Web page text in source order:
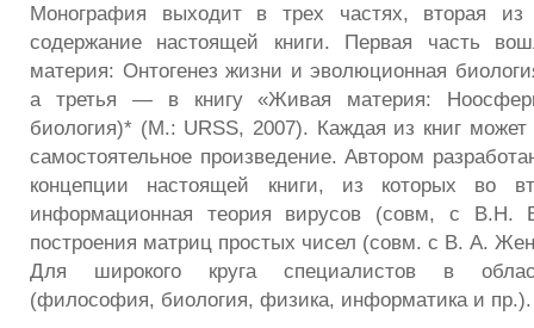
Монография выходит в трех частях, вторая из
содержание настоящей книги. Первая часть
материя: Онтогенез жизни и эволюционная
а третья — в книгу «Живая материя:
биология)* (М.: URSS, 2007). Каждая из книг может
самостоятельное произведение. Автором
концепции настоящей книги, из которых во
информационная теория вирусов (совм, с В.Н.
построения матриц простых чисел (совм. с В. А.
Для широкого круга специалистов в
(философия, биология, физика, информатика и пр.).